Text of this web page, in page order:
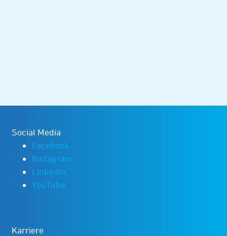
Social Media
Facebook
Instagram
LinkedIn
YouTube
Karriere